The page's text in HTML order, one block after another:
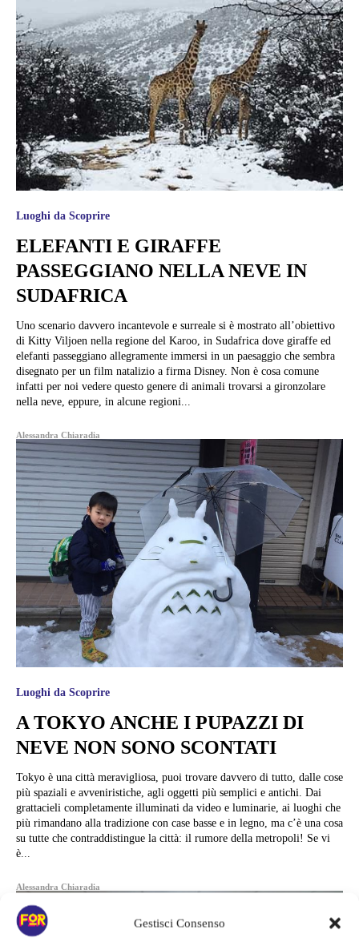
Gestisci Consenso
Luoghi da Scoprire
ELEFANTI E GIRAFFE
PASSEGGIANO NELLA NEVE IN
SUDAFRICA
Uno scenario davvero incantevole e surreale si è mostrato all’obiettivo
di Kitty Viljoen nella regione del Karoo, in Sudafrica dove giraffe ed
elefanti passeggiano allegramente immersi in un paesaggio che sembra
disegnato per un film natalizio a firma Disney. Non è cosa comune
infatti per noi vedere questo genere di animali trovarsi a gironzolare
nella neve, eppure, in alcune regioni...
Alessandra Chiaradia
Luoghi da Scoprire
A TOKYO ANCHE I PUPAZZI DI
NEVE NON SONO SCONTATI
Tokyo è una città meravigliosa, puoi trovare davvero di tutto, dalle cose
più spaziali e avveniristiche, agli oggetti più semplici e antichi. Dai
grattacieli completamente illuminati da video e luminarie, ai luoghi che
più rimandano alla tradizione con case basse e in legno, ma c’è una cosa
su tutte che contraddistingue la città: il rumore della metropoli! Se vi
è...
Alessandra Chiaradia